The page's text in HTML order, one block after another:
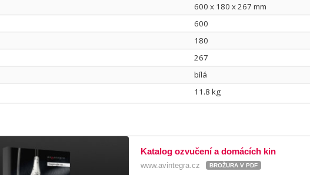
600 x 180 x 267 mm
600
180
267
bílá
11.8 kg
Katalog ozvučení a domácích kin
www.avintegra.cz BROŽURA V PDF